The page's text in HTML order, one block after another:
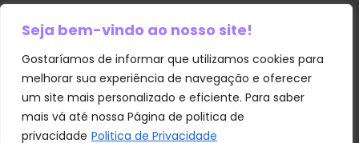
Seja bem-vindo ao nosso site!
Gostaríamos de informar que utilizamos cookies para
melhorar sua experiência de navegação e oferecer
um site mais personalizado e eficiente. Para saber
mais vá até nossa Página de politica de
privacidade Politica de Privacidade
Contato
Política de Privacidade
Sobre Nós
Termos e Condições
Transparência